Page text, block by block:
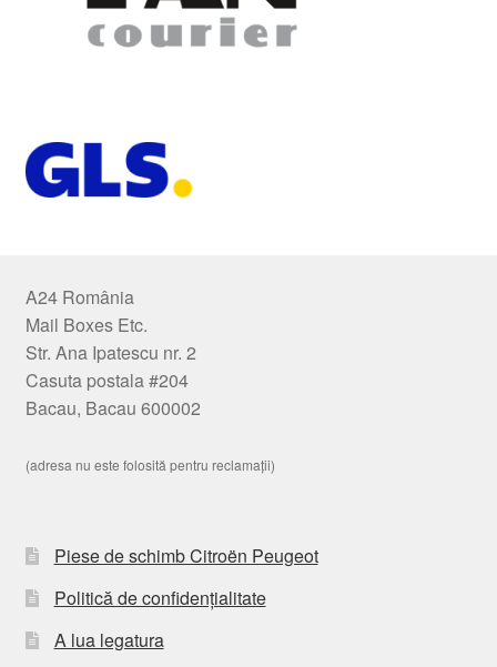
A24 România
Mail Boxes Etc.
Str. Ana Ipatescu nr. 2
Casuta postala #204
Bacau, Bacau 600002
(adresa nu este folosită pentru reclamații)
Piese de schimb Citroën Peugeot
Politică de confidențialitate
A lua legatura